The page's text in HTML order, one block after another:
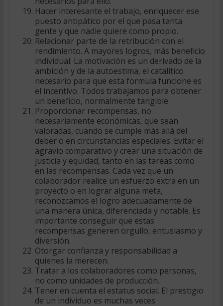
Hacer interesante el trabajo, enriquecer ese
puesto antipático por el que pasa tanta
gente y que nadie quiere como propio.
Relacionar parte de la retribución con el
rendimiento. A mayores logros, más beneficio
individual. La motivación es un derivado de la
ambición y de la autoestima, el catalítico
necesario para que esta formula funcione es
el incentivo. Todos trabajamos para obtener
un beneficio, normalmente tangible.
Proporcionar recompensas, no
necesariamente económicas, que sean
valoradas, cuando se cumple más allá del
deber o en circunstancias especiales. Evitar el
agravio comparativo y crear una situación de
justicia y equidad, tanto en las tareas como
en las recompensas. Cada vez que un
colaborador realice un esfuerzo extra en un
proyecto o en lograr alguna meta,
reconozcamos el logro adecuadamente de
una manera única, diferenciada y notable. Es
importante conseguir que estas
recompensas generen orgullo, entusiasmo y
diversión.
Otorgar confianza y responsabilidad a
quienes la merecen.
Tratar a los colaboradores como personas,
no como unidades de producción.
Tener en cuenta el estatus social. El prestigio
de un individuo es muchas veces